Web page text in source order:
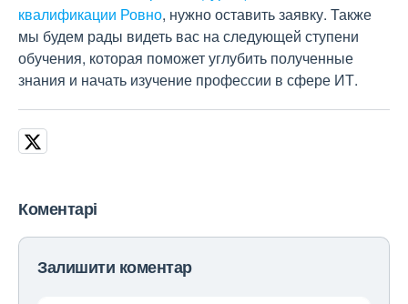
квалификации Ровно, нужно оставить заявку. Также
мы будем рады видеть вас на следующей ступени
обучения, которая поможет углубить полученные
знания и начать изучение профессии в сфере ИТ.
Коментарі
Залишити коментар